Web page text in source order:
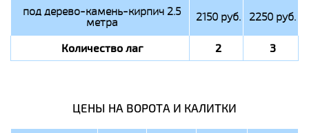
под дерево-камень-кирпич 2.5
метра 2150 руб. 2250 руб.
Количество лаг 2 3
ЦЕНЫ НА ВОРОТА И КАЛИТКИ